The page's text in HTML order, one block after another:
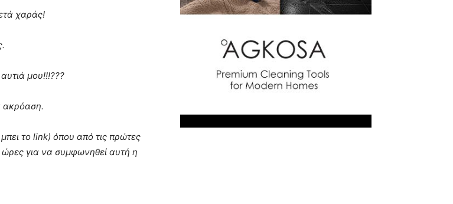
χαράς!
μου!!!???
ακρόαση.
το link) όπου από τις πρώτες
για να συμφωνηθεί αυτή η